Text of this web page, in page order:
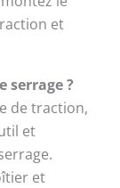
et
serrage ?
de traction,
et
et